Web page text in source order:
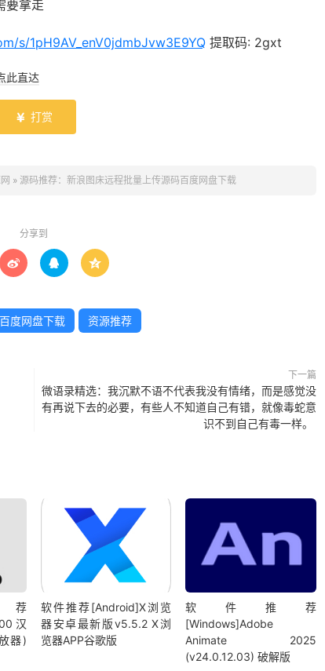
要拿走
s/1pH9AV_enV0jdmbJvw3E9YQ 提取码: 2gxt
此直达
 打赏
» 源码推荐：新浪图床远程批量上传源码百度网盘下载
分享到
  
百度网盘下载 资源推荐
下一篇
微语录精选：我沉默不语不代表我没有情绪，而是感觉没
有再说下去的必要，有些人不知道自己有错，就像毒蛇意
识不到自己有毒一样。 ​​​​
汉
器)
软件推荐[Android]X浏览
器安卓最新版v5.5.2 X浏
览器APP谷歌版
软件推荐
[Windows]Adobe
Animate 2025
(v24.0.12.03) 破解版